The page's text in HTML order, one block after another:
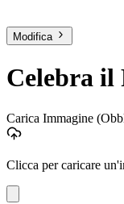
Modifica
Celebra il
Carica Immagine
Clicca per caricare